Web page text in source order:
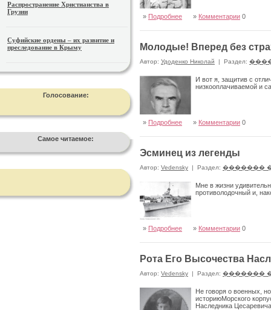
Распространение Христианства в
Грузии
Суфийские ордены – их развитие и
преследование в Крыму
Голосование:
Самое читаемое:
» Подробнее » Комментарии 0
Молодые! Вперед без
Автор: Удоденко Николай | Раздел:
И вот я, защитив с
низкооплачиваемой и
» Подробнее » Комментарии 0
Эсминец из легенды
Автор: Vedensky | Раздел: �������
Мне в жизни
противолодочный и,
» Подробнее » Комментарии 0
Рота Его Высочества
Автор: Vedensky | Раздел: �������
Не говоря о военных,
историюМорского
Наследника